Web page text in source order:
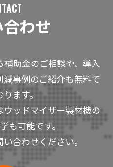
わせ
助金のご相談や、導入
事例のご紹介も無料で
ます。
ッドマイザー製材機の
も可能です。
合わせください。